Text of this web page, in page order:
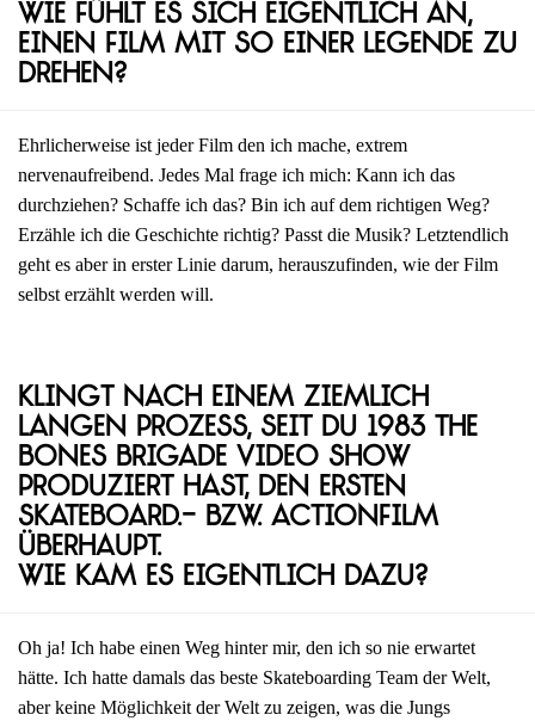
Wie fühlt es sich eigentlich an,
einen Film mit so einer Legende zu
drehen?
Ehrlicherweise ist jeder Film den ich mache, extrem
nervenaufreibend. Jedes Mal frage ich mich: Kann ich das
durchziehen? Schaffe ich das? Bin ich auf dem richtigen Weg?
Erzähle ich die Geschichte richtig? Passt die Musik? Letztendlich
geht es aber in erster Linie darum, herauszufinden, wie der Film
selbst erzählt werden will.
Klingt nach einem ziemlich
langen Prozess, seit du 1983 The
Bones Brigade Video Show
produziert hast, den ersten
Skateboard.- bzw. Actionfilm
überhaupt.
Wie kam es eigentlich dazu?
Oh ja! Ich habe einen Weg hinter mir, den ich so nie erwartet
hätte. Ich hatte damals das beste Skateboarding Team der Welt,
aber keine Möglichkeit der Welt zu zeigen, was die Jungs